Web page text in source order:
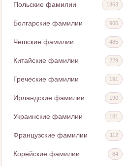
Польские фамилии 1363
Болгарские фамилии 966
Чешские фамилии 485
Китайские фамилии 229
Греческие фамилии 191
Ирландские фамилии 190
Украинские фамилии 181
Французские фамилии 112
Корейские фамилии 84